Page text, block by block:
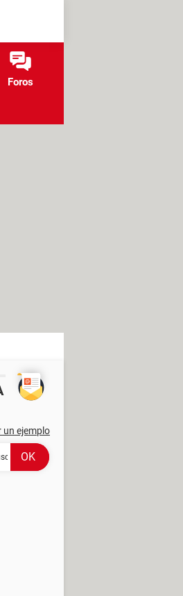
Foros
un ejemplo